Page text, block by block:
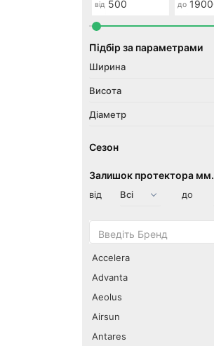
від до
Підбір за параметрами
Сезон
Залишок протектора мм.
від до
Accelera
Advanta
Aeolus
Airsun
Antares